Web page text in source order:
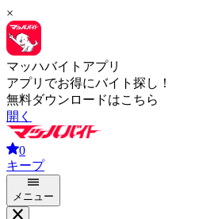
×
マッハバイトアプリ
アプリでお得にバイト探し！
無料ダウンロードはこちら
開く
0
キープ
メニュー